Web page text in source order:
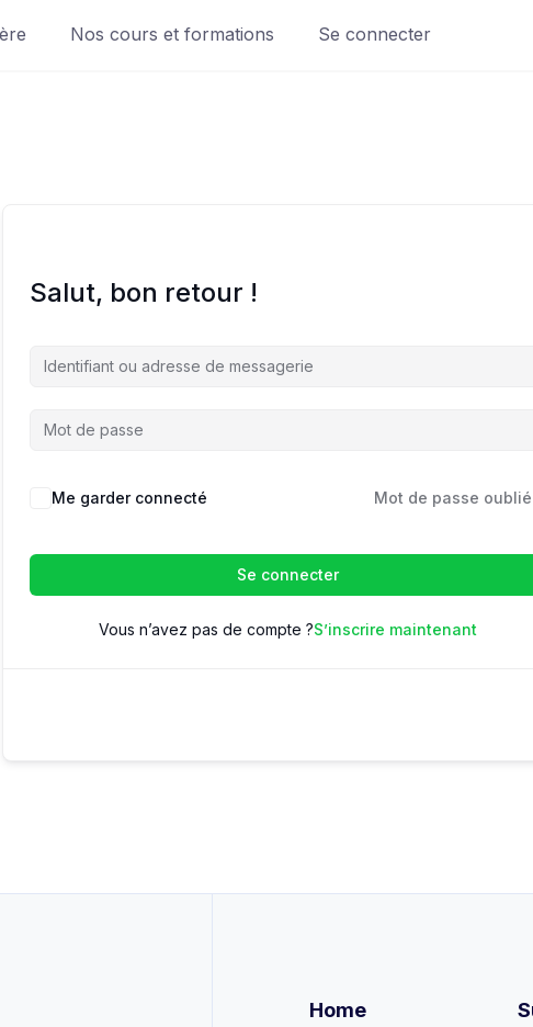
Nos cours et formations Se connecter
Salut, bon retour !
Me garder connecté Mot de passe
Se connecter
Vous n’avez pas de compte ?S’inscrire maintenant
Home